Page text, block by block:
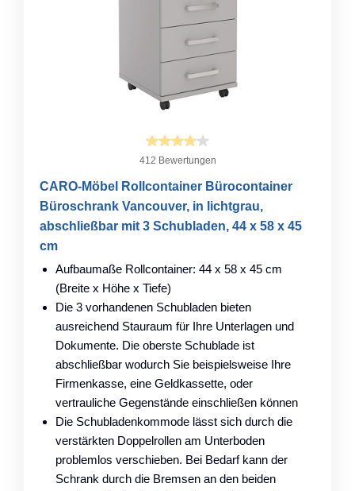
412 Bewertungen
CARO-Möbel Rollcontainer Bürocontainer
Büroschrank Vancouver, in lichtgrau,
abschließbar mit 3 Schubladen, 44 x 58 x 45
cm
Aufbaumaße Rollcontainer: 44 x 58 x 45 cm
(Breite x Höhe x Tiefe)
Die 3 vorhandenen Schubladen bieten
ausreichend Stauraum für Ihre Unterlagen und
Dokumente. Die oberste Schublade ist
abschließbar wodurch Sie beispielsweise Ihre
Firmenkasse, eine Geldkassette, oder
vertrauliche Gegenstände einschließen können
Die Schubladenkommode lässt sich durch die
verstärkten Doppelrollen am Unterboden
problemlos verschieben. Bei Bedarf kann der
Schrank durch die Bremsen an den beiden